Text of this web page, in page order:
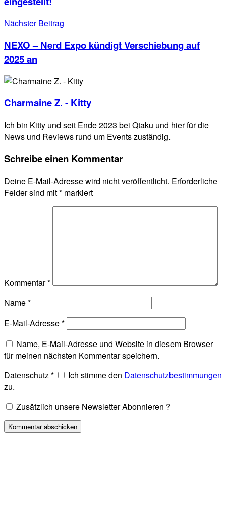
Nächster Beitrag
NEXO – Nerd Expo kündigt Verschiebung auf
2025 an
Charmaine Z. - Kitty
Ich bin Kitty und seit Ende 2023 bei Qtaku und hier für die
News und Reviews rund um Events zuständig.
Schreibe einen Kommentar
Deine E-Mail-Adresse wird nicht veröffentlicht. Erforderliche
Felder sind mit* markiert
Kommentar*
Name*
E-Mail-Adresse*
Name, E-Mail-Adresse und Website in diesem Browser
für meinen nächsten Kommentar speichern.
Datenschutz* Ich stimme den Datenschutzbestimmungen
zu.
Zusätzlich unsere Newsletter Abonnieren ?